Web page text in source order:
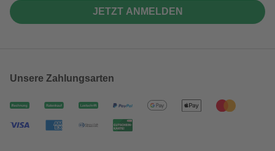
JETZT ANMELDEN
Unsere Zahlungsarten